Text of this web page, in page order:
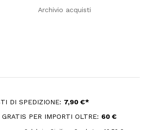
Archivio acquisti
DI SPEDIZIONE: 7,90 €*
PER IMPORTI OLTRE: 60 €